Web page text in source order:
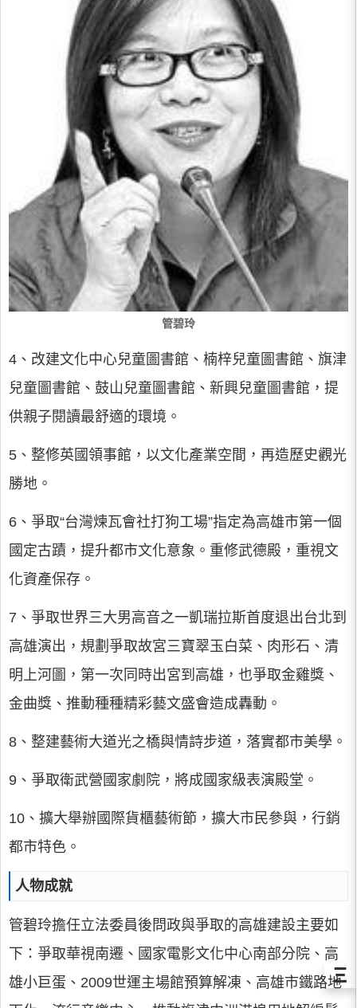
管碧玲
4、改建文化中心兒童圖書館、楠梓兒童圖書館、旗津
兒童圖書館、鼓山兒童圖書館、新興兒童圖書館，提
供親子閱讀最舒適的環境。
5、整修英國領事館，以文化產業空間，再造歷史觀光
勝地。
6、爭取“台灣煉瓦會社打狗工場”指定為高雄市第一個
國定古蹟，提升都市文化意象。重修武德殿，重視文
化資產保存。
7、爭取世界三大男高音之一凱瑞拉斯首度退出台北到
高雄演出，規劃爭取故宮三寶翠玉白菜、肉形石、清
明上河圖，第一次同時出宮到高雄，也爭取金雞獎、
金曲獎、推動種種精彩藝文盛會造成轟動。
8、整建藝術大道光之橋與情詩步道，落實都市美學。
9、爭取衛武營國家劇院，將成國家級表演殿堂。
10、擴大舉辦國際貨櫃藝術節，擴大市民參與，行銷
都市特色。
人物成就
管碧玲擔任立法委員後問政與爭取的高雄建設主要如
下：爭取華視南遷、國家電影文化中心南部分院、高
雄小巨蛋、2009世運主場館預算解凍、高雄市鐵路地
Ξ